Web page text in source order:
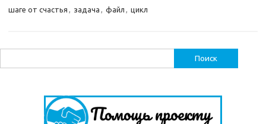
шаге от счастья , задача , файл , цикл